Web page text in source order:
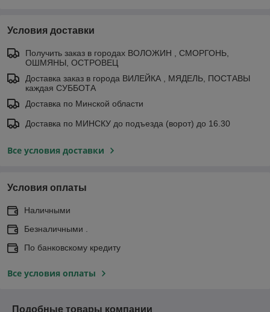
Условия доставки
Получить заказ в городах ВОЛОЖИН , СМОРГОНЬ,
ОШМЯНЫ, ОСТРОВЕЦ
Доставка заказ в города ВИЛЕЙКА , МЯДЕЛЬ, ПОСТАВЫ
каждая СУББОТА
Доставка по Минской области
Доставка по МИНСКУ до подъезда (ворот) до 16.30
Все условия доставки
Условия оплаты
Наличными
Безналичными .
По банковскому кредиту
Все условия оплаты
Подобные товары компании